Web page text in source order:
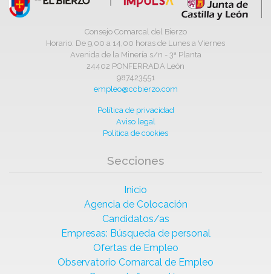
Consejo Comarcal del Bierzo
Horario: De 9,00 a 14,00 horas de Lunes a Viernes
Avenida de la Minería s/n - 3ª Planta
24402 PONFERRADA León
987423551
empleo@ccbierzo.com
Política de privacidad
Aviso legal
Política de cookies
Secciones
Inicio
Agencia de Colocación
Candidatos/as
Empresas: Búsqueda de personal
Ofertas de Empleo
Observatorio Comarcal de Empleo